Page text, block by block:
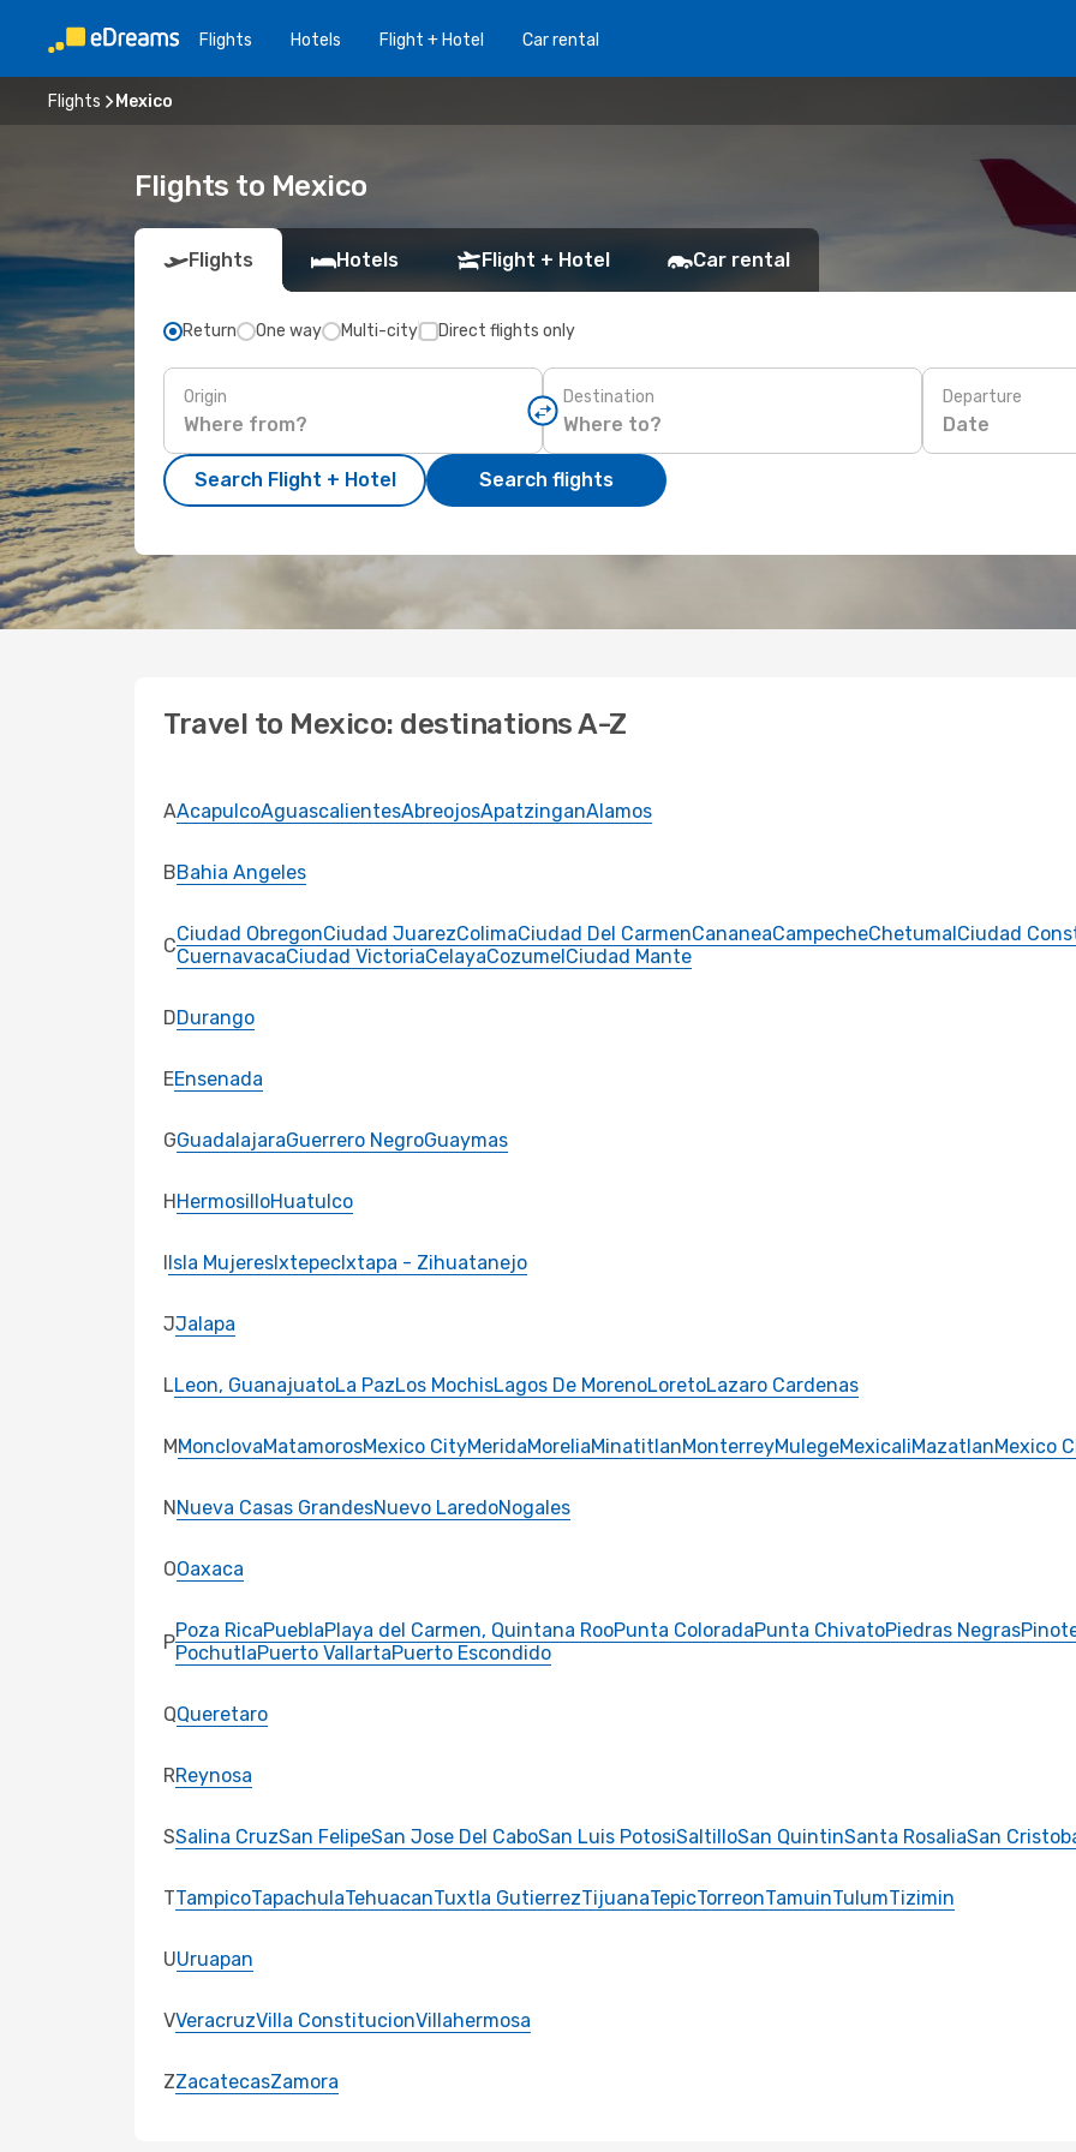
Flights Hotels Flight + Hotel Car rental
Flights Mexico
Flights to Mexico
Flights Hotels Flight + Hotel Car rental
Return One way Multi-city Direct flights only
Origin Destination Departure
Date
Search Flight + Hotel Search flights
Travel to Mexico: destinations A-Z
AAcapulcoAguascalientesAbreojosApatzinganAlamos
BBahia Angeles
CCiudad ObregonCiudad JuarezColimaCiudad Del CarmenCananeaCampecheChetumalCiudad
CuernavacaCiudad VictoriaCelayaCozumelCiudad Mante
DDurango
EEnsenada
GGuadalajaraGuerrero NegroGuaymas
HHermosilloHuatulco
IIsla MujeresIxtepecIxtapa - Zihuatanejo
JJalapa
LLeon, GuanajuatoLa PazLos MochisLagos De MorenoLoretoLazaro Cardenas
MMonclovaMatamorosMexico CityMeridaMoreliaMinatitlanMonterreyMulegeMexicaliMazatlanMexico
NNueva Casas GrandesNuevo LaredoNogales
OOaxaca
PPoza RicaPueblaPlaya del Carmen, Quintana RooPunta ColoradaPunta ChivatoPiedras Negras
PochutlaPuerto VallartaPuerto Escondido
QQueretaro
RReynosa
SSalina CruzSan FelipeSan Jose Del CaboSan Luis PotosiSaltilloSan QuintinSanta RosaliaSan
TTampicoTapachulaTehuacanTuxtla GutierrezTijuanaTepicTorreonTamuinTulumTizimin
UUruapan
VVeracruzVilla ConstitucionVillahermosa
ZZacatecasZamora